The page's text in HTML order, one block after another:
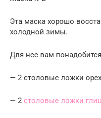
Эта маска хорошо
холодной зимы.
Для нее вам
— 2 столовые ложки
— 2 столовые ложки